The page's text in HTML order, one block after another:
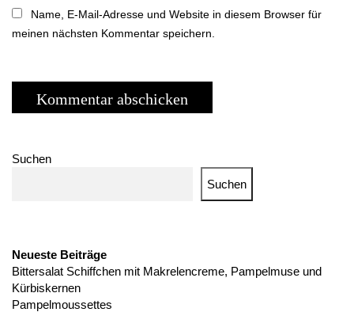
Name, E-Mail-Adresse und Website in diesem Browser für
meinen nächsten Kommentar speichern.
Suchen
Suchen
Neueste Beiträge
Bittersalat Schiffchen mit Makrelencreme, Pampelmuse und
Kürbiskernen
Pampelmoussettes